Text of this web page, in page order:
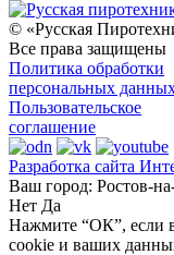
© «Русская
Все права защищены
Политика обработки
персональных
Пользовательское
соглашение
Разработка сайта
Ваш город: Ростов-
Нет Да
Нажмите “ОК”, если
cookie и ваших